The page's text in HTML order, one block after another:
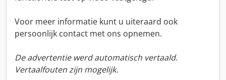
Voor meer informatie kunt u uiteraard ook
persoonlijk contact met ons opnemen.
De advertentie werd automatisch vertaald.
Vertaalfouten zijn mogelijk.